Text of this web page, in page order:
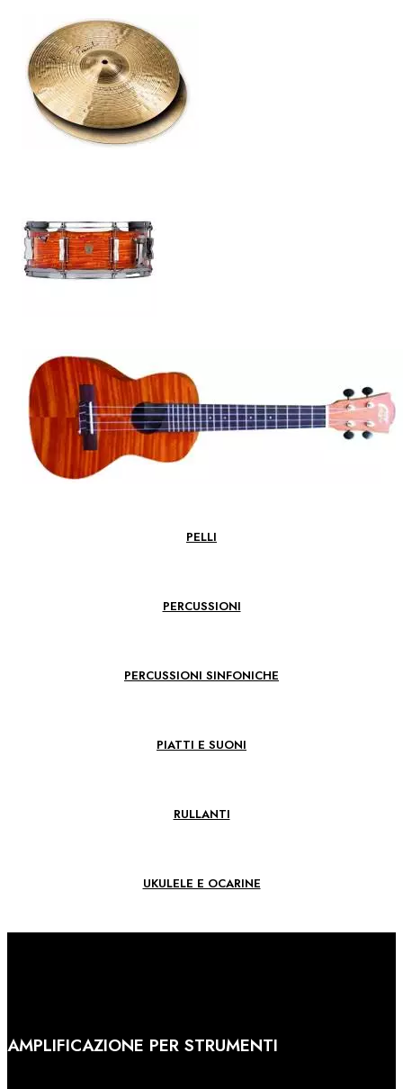
PELLI
PERCUSSIONI
PERCUSSIONI SINFONICHE
PIATTI E SUONI
RULLANTI
UKULELE E OCARINE
AMPLIFICAZIONE PER STRUMENTI